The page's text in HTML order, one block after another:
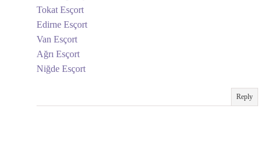
Tokat Esçort
Edirne Esçort
Van Esçort
Ağrı Esçort
Niğde Esçort
Reply